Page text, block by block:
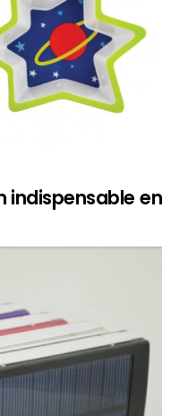
indispensable en